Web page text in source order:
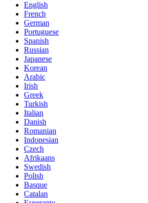
English
French
German
Portuguese
Spanish
Russian
Japanese
Korean
Arabic
Irish
Greek
Turkish
Italian
Danish
Romanian
Indonesian
Czech
Afrikaans
Swedish
Polish
Basque
Catalan